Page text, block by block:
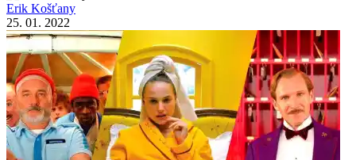
Erik Košťany
25. 01. 2022